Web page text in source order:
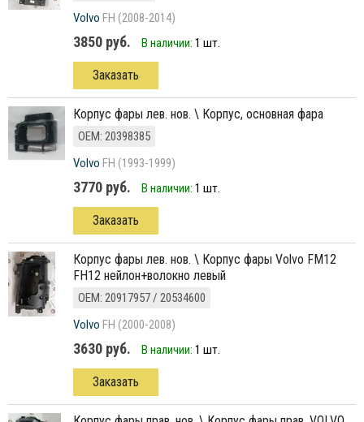
Volvo FH (2008-2014)
3850 руб. В наличии: 1 шт.
Заказать
корпус фары лев. нов. \ Корпус, основная фара
ОЕМ: 20398385
Volvo FH (1993-1999)
3770 руб. В наличии: 1 шт.
Заказать
корпус фары лев. нов. \ Корпус фары Volvo FM12
FH12 нейлон+волокно левый
ОЕМ: 20917957 / 20534600
Volvo FH (2000-2008)
3630 руб. В наличии: 1 шт.
Заказать